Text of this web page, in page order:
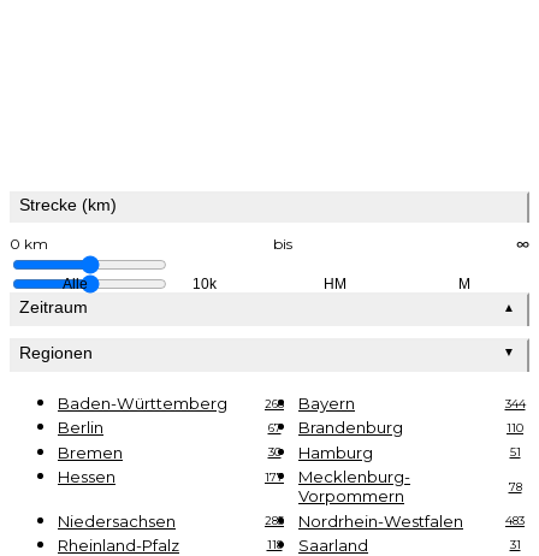
Strecke (km)
0 km bis ∞
Alle 10k HM M
Zeitraum ▲
Regionen ▼
Baden-Württemberg 268 Bayern 344
Berlin 67 Brandenburg 110
Bremen 30 Hamburg 51
Hessen 177
Mecklenburg-
Vorpommern
78
Niedersachsen 285 Nordrhein-Westfalen 483
Rheinland-Pfalz 118 Saarland 31